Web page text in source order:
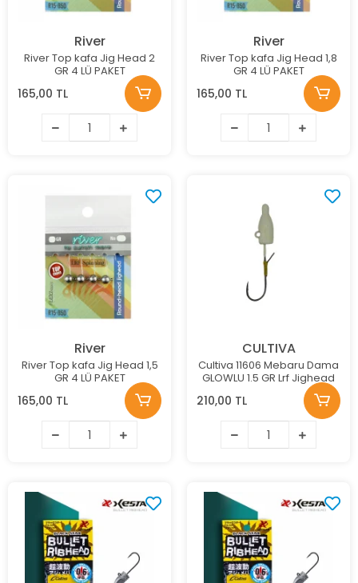
River
River Top kafa Jig Head 2
GR 4 LÜ PAKET
165,00 TL
River
River Top kafa Jig Head 1,8
GR 4 LÜ PAKET
165,00 TL
River
River Top kafa Jig Head 1,5
GR 4 LÜ PAKET
165,00 TL
CULTIVA
Cultiva 11606 Mebaru Dama
GLOWLU 1.5 GR Lrf Jighead
210,00 TL